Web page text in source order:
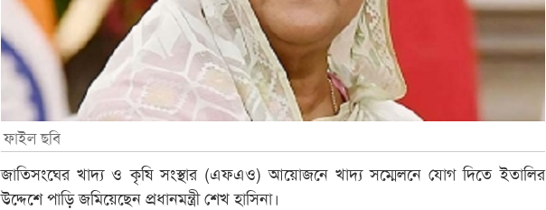
ফাইল ছবি
জাতিসংঘের খাদ্য ও কৃষি সংস্থার (এফএও) আয়োজনে খাদ্য সম্মেলনে যোগ দিতে ইতালির
উদ্দেশে পাড়ি জমিয়েছেন প্রধানমন্ত্রী শেখ হাসিনা।